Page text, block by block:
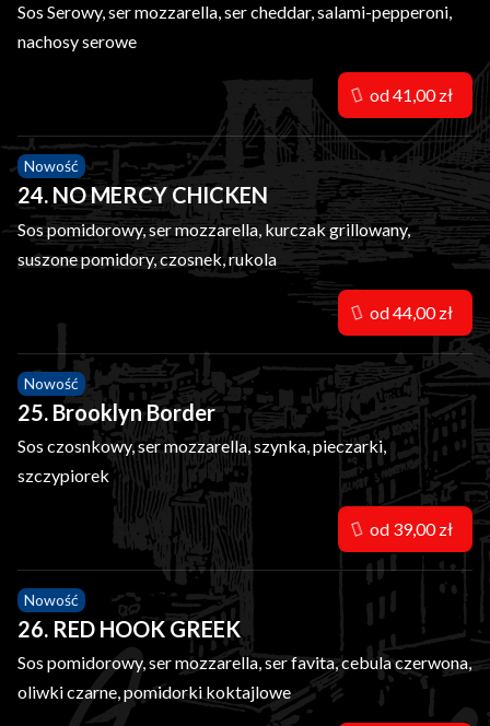
Sos Serowy, ser mozzarella, ser cheddar, salami-pepperoni,
nachosy serowe
Nowość
24. NO MERCY CHICKEN
Sos pomidorowy, ser mozzarella, kurczak grillowany,
suszone pomidory, czosnek, rukola
Nowość
25. Brooklyn Border
Sos czosnkowy, ser mozzarella, szynka, pieczarki,
szczypiorek
Nowość
26. RED HOOK GREEK
Sos pomidorowy, ser mozzarella, ser favita, cebula czerwona,
oliwki czarne, pomidorki koktajlowe